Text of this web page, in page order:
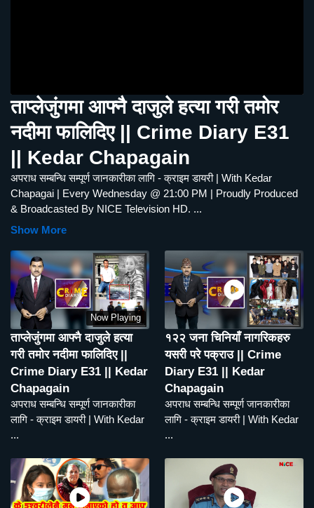
ताप्लेजुंगमा आफ्नै दाजुले हत्या गरी तमोर
नदीमा फालिदिए || Crime Diary E31
|| Kedar Chapagain
अपराध सम्बन्धि सम्पूर्ण जानकारीका लागि - क्राइम डायरी | With Kedar
Chapagai | Every Wednesday @ 21:00 PM | Proudly Produced
& Broadcasted By NICE Television HD. ...
Show More
Now Playing
ताप्लेजुंगमा आफ्नै दाजुले हत्या
गरी तमोर नदीमा फालिदिए ||
Crime Diary E31 || Kedar
Chapagain
अपराध सम्बन्धि सम्पूर्ण जानकारीका
लागि - क्राइम डायरी | With Kedar
...
१२२ जना चिनियाँ नागरिकहरु
यसरी परे पक्राउ || Crime
Diary E31 || Kedar
Chapagain
अपराध सम्बन्धि सम्पूर्ण जानकारीका
लागि - क्राइम डायरी | With Kedar
...